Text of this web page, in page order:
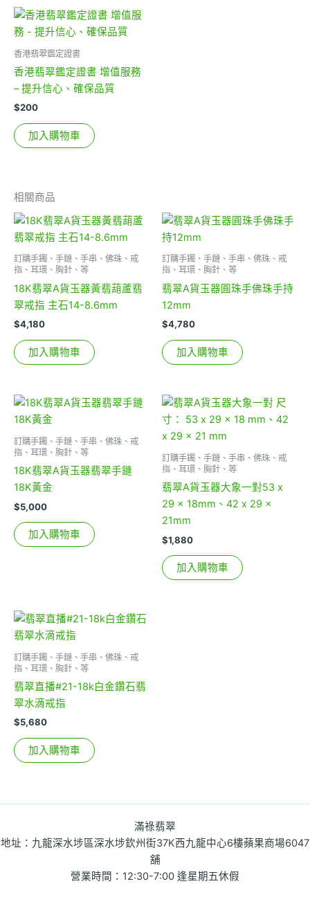
香港翡翠鑑定證書
香港翡翠鑑定證書 增值服務
– 提升信心、確保品質
$200
加入購物車
相關商品
訂購手鐲、手鏈、手串、佛珠、戒
指、耳環、胸針、等
18K翡翠A貨玉器黃翡葫蘆翡
翠戒指 主石14-8.6mm
$4,180
加入購物車
訂購手鐲、手鏈、手串、佛珠、戒
指、耳環、胸針、等
翡翠A貨玉器圓珠手佛珠手持
12mm
$4,780
加入購物車
訂購手鐲、手鏈、手串、佛珠、戒
指、耳環、胸針、等
18K翡翠A貨玉器翡翠手鏈
18K黃金
$5,000
加入購物車
訂購手鐲、手鏈、手串、佛珠、戒
指、耳環、胸針、等
翡翠A貨玉器大象一對53 x
29 x 18mm、42 x 29 x
21mm
$1,880
加入購物車
訂購手鐲、手鏈、手串、佛珠、戒
指、耳環、胸針、等
翡翠直播#21-18k白金鑽石翡
翠水滴戒指
$5,680
加入購物車
滿祿翡翠
地址：九龍深水埗區深水埗欽州街37K西九龍中心6樓蘋果商場6047
舖
營業時間：12:30-7:00 逢星期五休假